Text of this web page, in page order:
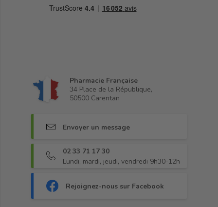
Pharmacie Française
34 Place de la République,
50500 Carentan
Envoyer un message
02 33 71 17 30
Lundi, mardi, jeudi, vendredi 9h30-12h
Rejoignez-nous sur Facebook